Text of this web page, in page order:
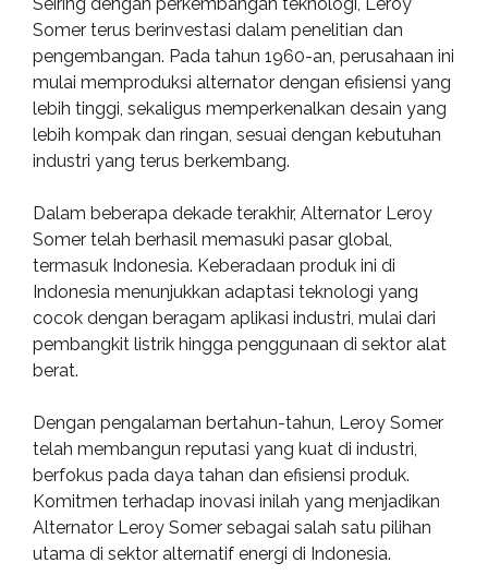
Somer terus berinvestasi dalam penelitian dan
pengembangan. Pada tahun 1960-an, perusahaan ini
mulai memproduksi alternator dengan efisiensi yang
lebih tinggi, sekaligus memperkenalkan desain yang
lebih kompak dan ringan, sesuai dengan kebutuhan
industri yang terus berkembang.
Dalam beberapa dekade terakhir, Alternator Leroy
Somer telah berhasil memasuki pasar global,
termasuk Indonesia. Keberadaan produk ini di
Indonesia menunjukkan adaptasi teknologi yang
cocok dengan beragam aplikasi industri, mulai dari
pembangkit listrik hingga penggunaan di sektor alat
berat.
Dengan pengalaman bertahun-tahun, Leroy Somer
telah membangun reputasi yang kuat di industri,
berfokus pada daya tahan dan efisiensi produk.
Komitmen terhadap inovasi inilah yang menjadikan
Alternator Leroy Somer sebagai salah satu pilihan
utama di sektor alternatif energi di Indonesia.